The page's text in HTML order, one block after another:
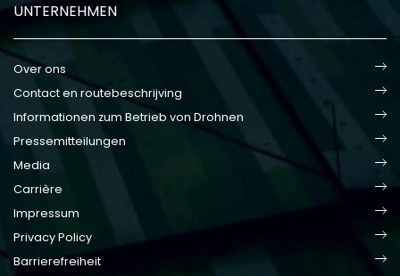
UNTERNEHMEN
Over ons
Contact en routebeschrijving
Informationen zum Betrieb von Drohnen
Pressemitteilungen
Media
Carrière
Impressum
Privacy Policy
Barrierefreiheit